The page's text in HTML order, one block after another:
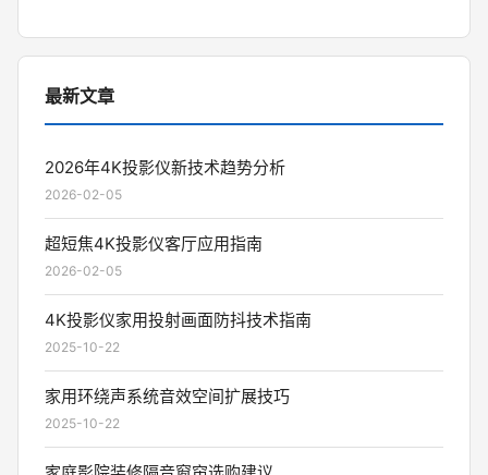
最新文章
2026年4K投影仪新技术趋势分析
2026-02-05
超短焦4K投影仪客厅应用指南
2026-02-05
4K投影仪家用投射画面防抖技术指南
2025-10-22
家用环绕声系统音效空间扩展技巧
2025-10-22